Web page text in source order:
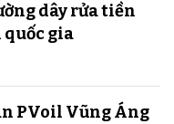
dây rửa tiền
gia
PVoil Vũng Áng